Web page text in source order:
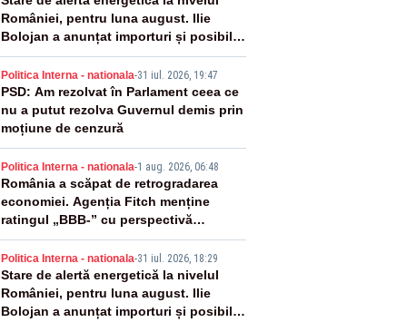
României, pentru luna august. Ilie
Bolojan a anunțat importuri și posibile
restricții – VIDEO
Politica Interna - nationala-31 iul. 2026, 19:47
PSD: Am rezolvat în Parlament ceea ce
nu a putut rezolva Guvernul demis prin
moțiune de cenzură
Politica Interna - nationala-1 aug. 2026, 06:48
România a scăpat de retrogradarea
economiei. Agenția Fitch menține
ratingul „BBB-” cu perspectivă
negativă
Politica Interna - nationala-31 iul. 2026, 18:29
Stare de alertă energetică la nivelul
României, pentru luna august. Ilie
Bolojan a anunțat importuri și posibile